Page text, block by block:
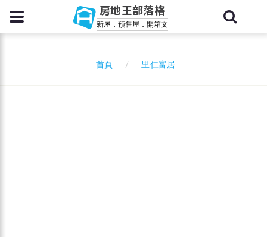
房地王部落格
新屋．預售屋．開箱文
首頁 里仁富居